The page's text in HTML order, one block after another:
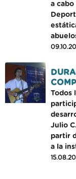
a cabo
Todos
Julio
partir
a la